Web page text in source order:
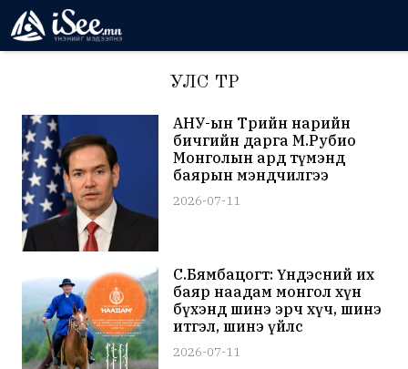
УЛС ТӨР
АНУ-ын Төрийн нарийн
бичгийн дарга М.Рубио
Монголын ард түмэнд
баярын мэндчилгээ
дэвшүүллээ
2026-07-11
С.Бямбацогт: Үндэсний их
баяр наадам монгол хүн
бүхэнд шинэ эрч хүч, шинэ
итгэл, шинэ үйлс
бүтээлийн урам зориг
хайрлах болтугай
2026-07-11